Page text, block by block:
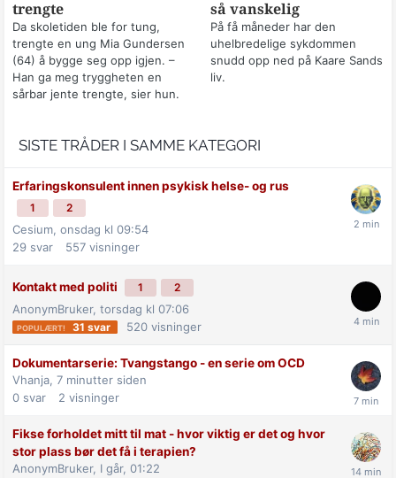
trengte
Da skoletiden ble for tung,
trengte en ung Mia Gundersen
(64) å bygge seg opp igjen. –
Han ga meg tryggheten en
sårbar jente trengte, sier hun.
så vanskelig
På få måneder har den
uhelbredelige sykdommen
snudd opp ned på Kaare Sands
liv.
SISTE TRÅDER I SAMME KATEGORI
Erfaringskonsulent innen psykisk helse- og rus
1 2
Cesium, onsdag kl 09:54
29 svar 557 visninger
Kontakt med politi 1 2
AnonymBruker, torsdag kl 07:06
31 svar 520 visninger
Dokumentarserie: Tvangstango - en serie om OCD
Vhanja, 7 minutter siden
0 svar 2 visninger
Fikse forholdet mitt til mat - hvor viktig er det og hvor
stor plass bør det få i terapien?
AnonymBruker, I går, 01:22